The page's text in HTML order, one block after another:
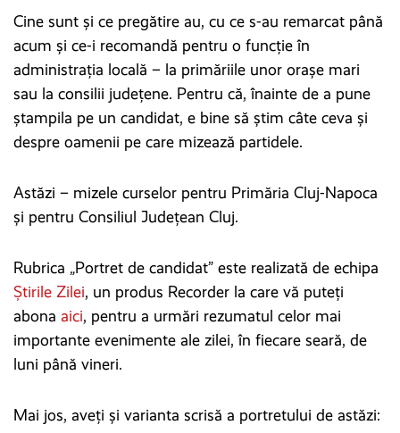
Cine sunt și ce pregătire au, cu ce s-au remarcat până
acum și ce-i recomandă pentru o funcție în
administrația locală – la primăriile unor orașe mari
sau la consilii județene. Pentru că, înainte de a pune
ștampila pe un candidat, e bine să știm câte ceva și
despre oamenii pe care mizează partidele.
Astăzi – mizele curselor pentru Primăria Cluj-Napoca
și pentru Consiliul Județean Cluj.
Rubrica „Portret de candidat” este realizată de echipa
Știrile Zilei, un produs Recorder la care vă puteți
abona aici, pentru a urmări rezumatul celor mai
importante evenimente ale zilei, în fiecare seară, de
luni până vineri.
Mai jos, aveți și varianta scrisă a portretului de astăzi: